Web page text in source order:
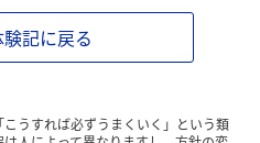
記に戻る
うすれば必ずうまくいく」という類